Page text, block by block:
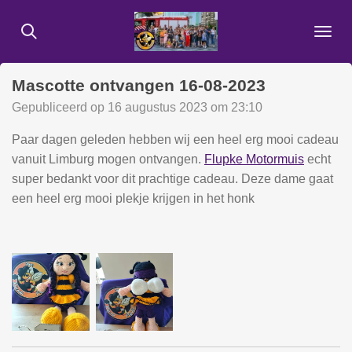
direct
hoofdinhoud
Mascotte ontvangen 16-08-2023
Gepubliceerd op 16 augustus 2023 om 23:10
Paar dagen geleden hebben wij een heel erg mooi cadeau
vanuit Limburg mogen ontvangen. Flupke Motormuis echt
super bedankt voor dit prachtige cadeau. Deze dame gaat
een heel erg mooi plekje krijgen in het honk